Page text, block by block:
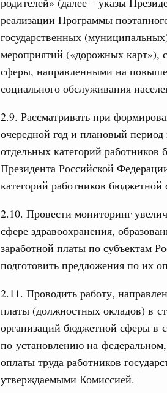
реализации Программы
государственных
мероприятий («дорожных карт»),
сферы, направленными на
социального обслуживания
2.9. Рассматривать при
очередной год и плановый
отдельных категорий
Президента Российской
категорий работников
2.10. Провести мониторинг
сфере здравоохранения,
заработной платы по субъектам
подготовить предложения по их
2.11. Проводить работу,
платы (должностных окладов) в
организаций бюджетной сферы в
по установлению на
оплаты труда работников
утверждаемыми Комиссией.